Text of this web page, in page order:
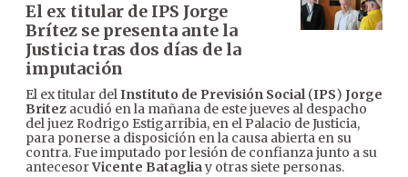
El ex titular de IPS Jorge
Brítez se presenta ante la
Justicia tras dos días de la
imputación
El ex titular delInstituto de Previsión Social(IPS) Jorge
Britez acudió en la mañana de este jueves al despacho
del juez Rodrigo Estigarribia, en el Palacio de Justicia,
para ponerse a disposición en la causa abierta en su
contra. Fue imputado por lesión de confianza junto a su
antecesorVicente Batagliay otras siete personas.